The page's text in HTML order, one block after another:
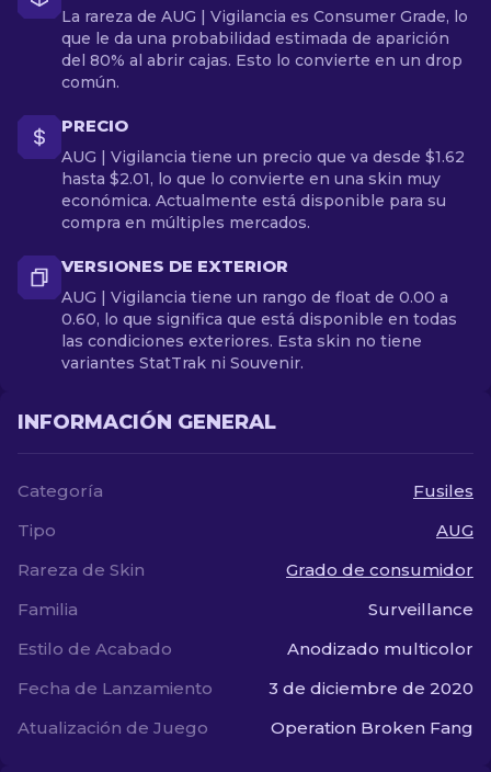
La rareza de AUG | Vigilancia es Consumer Grade, lo
que le da una probabilidad estimada de aparición
del 80% al abrir cajas. Esto lo convierte en un drop
común.
PRECIO
AUG | Vigilancia tiene un precio que va desde $1.62
hasta $2.01, lo que lo convierte en una skin muy
económica. Actualmente está disponible para su
compra en múltiples mercados.
VERSIONES DE EXTERIOR
AUG | Vigilancia tiene un rango de float de 0.00 a
0.60, lo que significa que está disponible en todas
las condiciones exteriores. Esta skin no tiene
variantes StatTrak ni Souvenir.
INFORMACIÓN GENERAL
Categoría
Fusiles
Tipo
AUG
Rareza de Skin
Grado de consumidor
Familia
Surveillance
Estilo de Acabado
Anodizado multicolor
Fecha de Lanzamiento
3 de diciembre de 2020
Atualización de Juego
Operation Broken Fang